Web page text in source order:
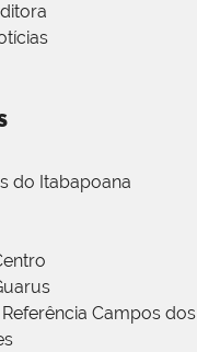
do Itabapoana
Campos dos